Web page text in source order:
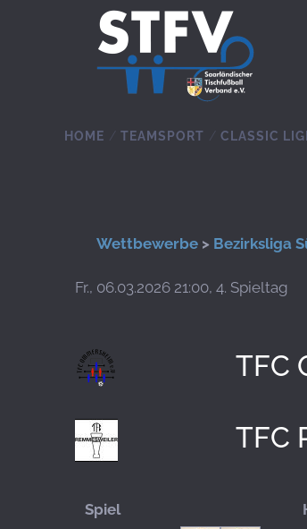
Zum Hauptinhalt springen
HOME TEAMSPORT CLASSIC
Wettbewerbe > Bezirksliga
Fr., 06.03.2026 21:00, 4. Spieltag
TFC
TFC
Spiel